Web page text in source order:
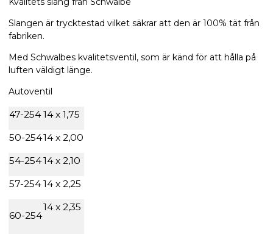
Slangen är trycktestad vilket säkrar att den är 100% tät från
fabriken.
Med Schwalbes kvalitetsventil, som är känd för att hålla på
luften väldigt länge.
Autoventil
47-254 14 x 1,75
50-25414 x 2,00
54-25414 x 2,10
57-254 14 x 2,25
60-254
14 x 2,35